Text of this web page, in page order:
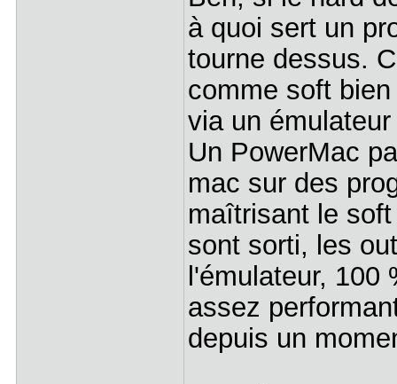
à quoi sert un
tourne dessus.
comme soft
via un
Un PowerMac
mac sur des
maîtrisant le
sont sorti, les
l'émulateur, 100
assez
depuis un